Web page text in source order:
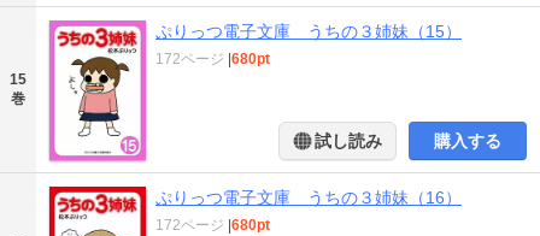
15
巻
ぷりっつ電子文庫 うちの３姉妹（15）
172ページ 680pt
試し読み 購入する
ぷりっつ電子文庫 うちの３姉妹（16）
172ページ 680pt